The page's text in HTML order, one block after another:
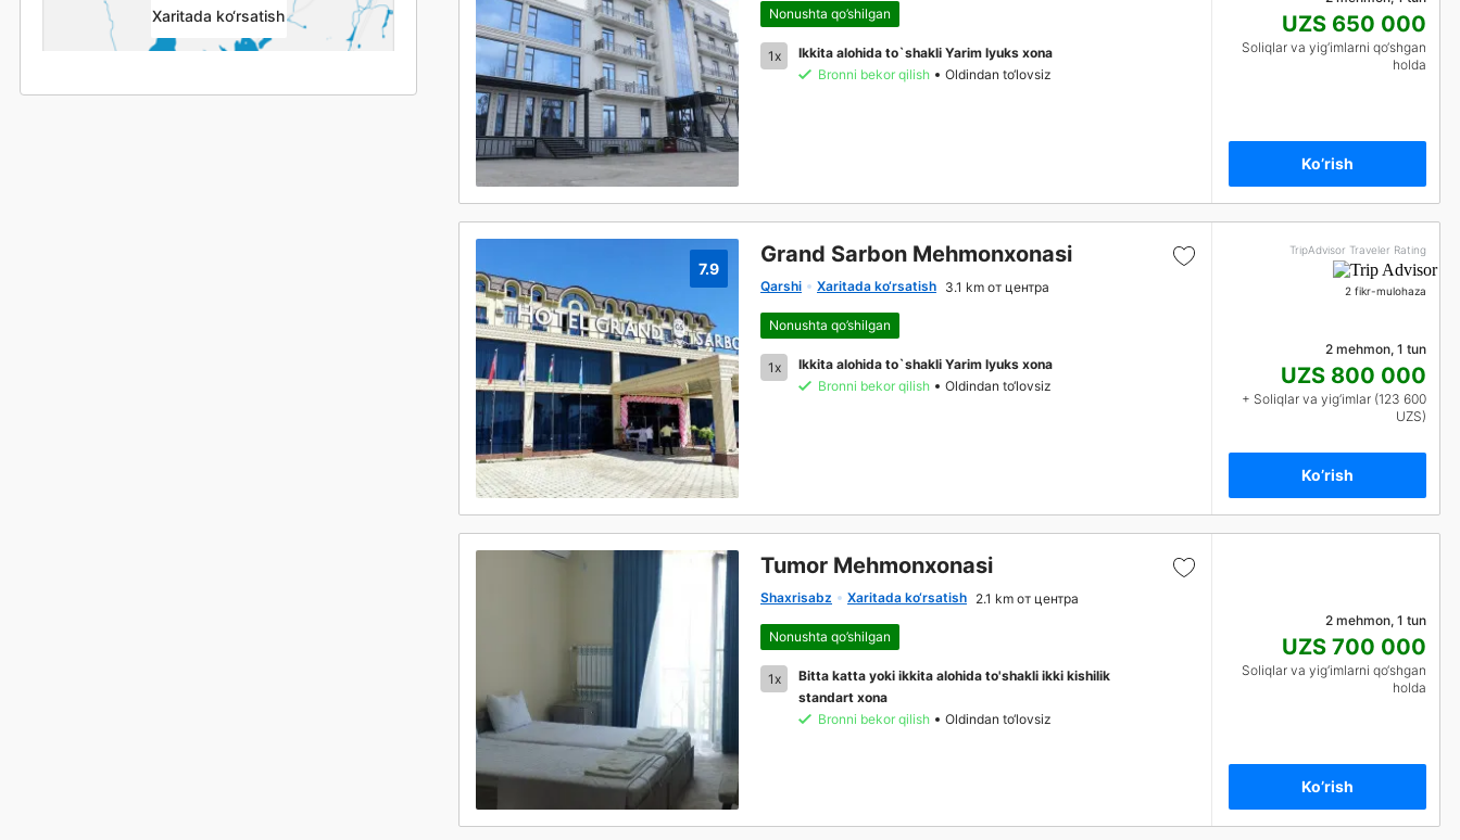
Xaritada ko‘rsatish Nonushta qo’shilgan
1x
Ikkita alohida to`shakli Yarim lyuks xona
Bronni bekor qilish
Oldindan to‘lovsiz
UZS 650 000
Soliqlar va yig‘imlarni qo‘shgan
holda
Ko’rish
7.9
Grand Sarbon Mehmonxonasi
Qarshi Xaritada ko‘rsatish 3.1 km от центра
Nonushta qo’shilgan
1x
Ikkita alohida to`shakli Yarim lyuks xona
Bronni bekor qilish
Oldindan to‘lovsiz
TripAdvisor Traveler Rating
2 fikr-mulohaza
2 mehmon, 1 tun
UZS 800 000
+ Soliqlar va yig‘imlar (123 600
UZS)
Ko’rish
Tumor Mehmonxonasi
Shaxrisabz Xaritada ko‘rsatish 2.1 km от центра
Nonushta qo’shilgan
1x
Bitta katta yoki ikkita alohida to'shakli ikki kishilik
standart xona
Bronni bekor qilish
Oldindan to‘lovsiz
2 mehmon, 1 tun
UZS 700 000
Soliqlar va yig‘imlarni qo‘shgan
holda
Ko’rish